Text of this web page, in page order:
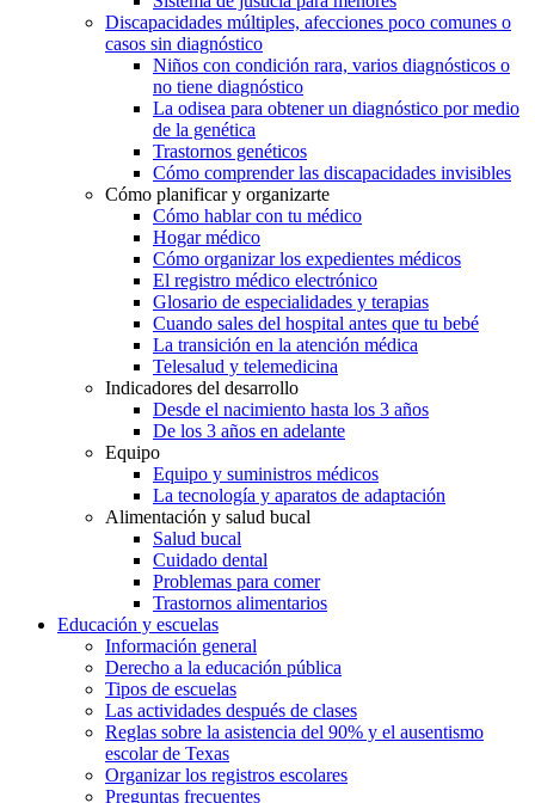
Discapacidades múltiples, afecciones poco comunes o
casos sin diagnóstico
Niños con condición rara, varios diagnósticos o
no tiene diagnóstico
La odisea para obtener un diagnóstico por medio
de la genética
Trastornos genéticos
Cómo comprender las discapacidades invisibles
Cómo planificar y organizarte
Cómo hablar con tu médico
Hogar médico
Cómo organizar los expedientes médicos
El registro médico electrónico
Glosario de especialidades y terapias
Cuando sales del hospital antes que tu bebé
La transición en la atención médica
Telesalud y telemedicina
Indicadores del desarrollo
Desde el nacimiento hasta los 3 años
De los 3 años en adelante
Equipo
Equipo y suministros médicos
La tecnología y aparatos de adaptación
Alimentación y salud bucal
Salud bucal
Cuidado dental
Problemas para comer
Trastornos alimentarios
Educación y escuelas
Información general
Derecho a la educación pública
Tipos de escuelas
Las actividades después de clases
Reglas sobre la asistencia del 90% y el ausentismo
escolar de Texas
Organizar los registros escolares
Preguntas frecuentes